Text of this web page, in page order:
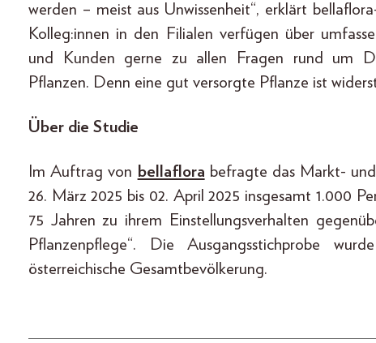
werden – meist aus Unwissenheit“, erklärt
Kolleg:innen in den Filialen verfügen über
und Kunden gerne zu allen Fragen rund um
Pflanzen. Denn eine gut versorgte Pflanze ist
Über die Studie
Im Auftrag von bellaflora befragte das Markt-
26. März 2025 bis 02. April 2025 insgesamt 1.000
75 Jahren zu ihrem Einstellungsverhalten
Pflanzenpflege“. Die Ausgangsstichprobe
österreichische Gesamtbevölkerung.